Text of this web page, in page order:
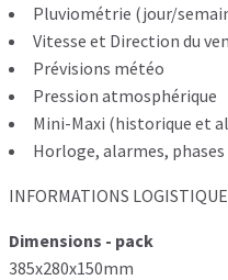
Pluviométrie (jour/
Vitesse et Direction du
Prévisions météo
Pression atmosphérique
Mini-Maxi (historique et
Horloge, alarmes, phases
INFORMATIONS
Dimensions - pack
385x280x150mm